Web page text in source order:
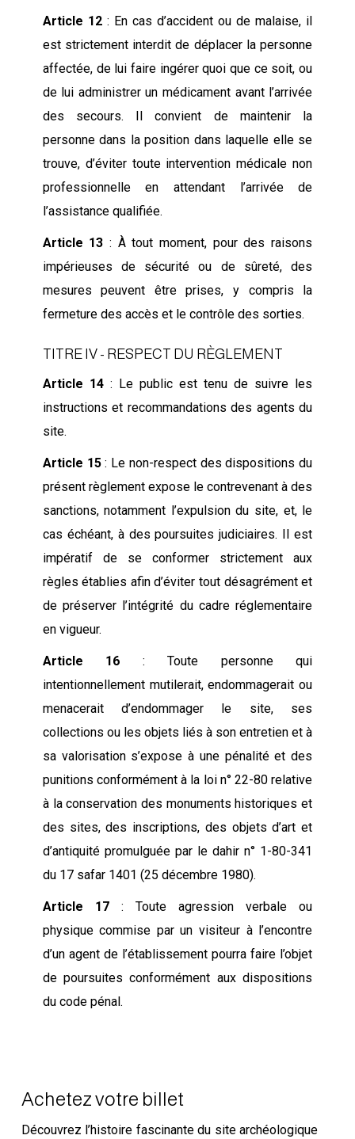
Article 12: En cas d’accident ou de malaise, il
est strictement interdit de déplacer la personne
affectée, de lui faire ingérer quoi que ce soit, ou
de lui administrer un médicament avant l’arrivée
des secours. Il convient de maintenir la
personne dans la position dans laquelle elle se
trouve, d’éviter toute intervention médicale non
professionnelle en attendant l’arrivée de
l’assistance qualifiée.
Article 13 : À tout moment, pour des raisons
impérieuses de sécurité ou de sûreté, des
mesures peuvent être prises, y compris la
fermeture des accès et le contrôle des sorties.
TITRE IV - RESPECT DU RÈGLEMENT
Article 14: Le public est tenu de suivre les
instructions et recommandations des agents du
site.
Article 15: Le non-respect des dispositions du
présent règlement expose le contrevenant à des
sanctions, notamment l’expulsion du site, et, le
cas échéant, à des poursuites judiciaires. Il est
impératif de se conformer strictement aux
règles établies afin d’éviter tout désagrément et
de préserver l’intégrité du cadre réglementaire
en vigueur.
Article 16 : Toute personne qui
intentionnellement mutilerait, endommagerait ou
menacerait d’endommager le site, ses
collections ou les objets liés à son entretien et à
sa valorisation s’expose à une pénalité et des
punitions conformément à la loi n° 22-80 relative
à la conservation des monuments historiques et
des sites, des inscriptions, des objets d’art et
d’antiquité promulguée par le dahir n° 1-80-341
du 17 safar 1401 (25 décembre 1980).
Article 17: Toute agression verbale ou
physique commise par un visiteur à l’encontre
d’un agent de l’établissement pourra faire l’objet
de poursuites conformément aux dispositions
du code pénal.
Achetez votre billet
Découvrez l’histoire fascinante du site archéologique